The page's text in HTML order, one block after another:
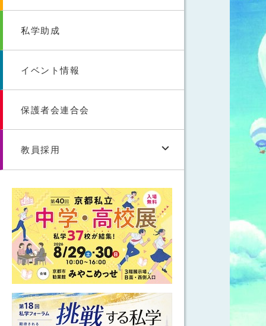
私学助成
イベント情報
保護者会連合会
教員採用